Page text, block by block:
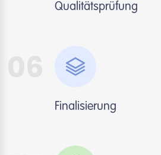
Qualitätsprüfung
Finalisierung